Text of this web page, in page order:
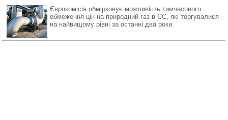
Єврокомісія обмірковує можливість тимчасового
обмеження цін на природний газ в ЄС, які торгувалися
на найвищому рівні за останні два роки.